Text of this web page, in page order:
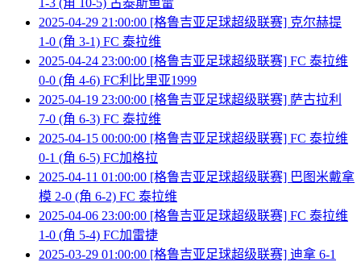
1-3 (角 10-5) 古泰斯鱼雷
2025-04-29 21:00:00 [格鲁吉亚足球超级联赛] 克尔赫提
1-0 (角 3-1) FC 泰拉维
2025-04-24 23:00:00 [格鲁吉亚足球超级联赛] FC 泰拉维
0-0 (角 4-6) FC利比里亚1999
2025-04-19 23:00:00 [格鲁吉亚足球超级联赛] 萨古拉利
7-0 (角 6-3) FC 泰拉维
2025-04-15 00:00:00 [格鲁吉亚足球超级联赛] FC 泰拉维
0-1 (角 6-5) FC加格拉
2025-04-11 01:00:00 [格鲁吉亚足球超级联赛] 巴图米戴拿
模 2-0 (角 6-2) FC 泰拉维
2025-04-06 23:00:00 [格鲁吉亚足球超级联赛] FC 泰拉维
1-0 (角 5-4) FC加雷捷
2025-03-29 01:00:00 [格鲁吉亚足球超级联赛] 迪拿 6-1